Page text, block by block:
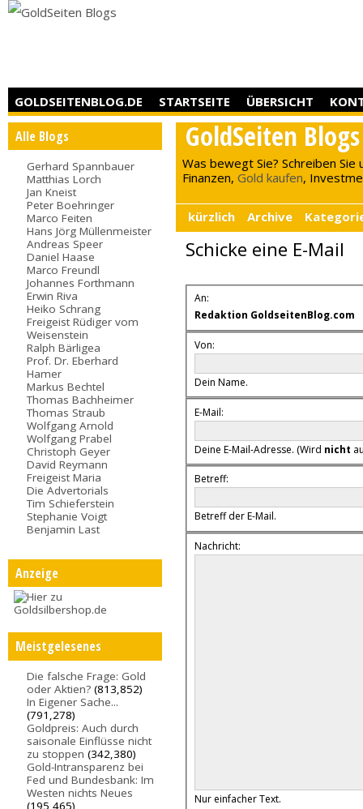
GOLDSEITENBLOG.DE STARTSEITE ÜBERSICHT
Alle Blogs
Gerhard Spannbauer
Matthias Lorch
Jan Kneist
Peter Boehringer
Marco Feiten
Hans Jörg Müllenmeister
Andreas Speer
Daniel Haase
Marco Freundl
Johannes Forthmann
Erwin Riva
Heiko Schrang
Freigeist Rüdiger vom
Weisenstein
Ralph Bärligea
Prof. Dr. Eberhard
Hamer
Markus Bechtel
Thomas Bachheimer
Thomas Straub
Wolfgang Arnold
Wolfgang Prabel
Christoph Geyer
David Reymann
Freigeist Maria
Die Advertorials
Tim Schieferstein
Stephanie Voigt
Benjamin Last
Anzeige
Meistgelesenes
Die falsche Frage: Gold
oder Aktien? (813,852)
In Eigener Sache...
(791,278)
Goldpreis: Auch durch
saisonale Einflüsse nicht
zu stoppen (342,380)
Gold-Intransparenz bei
Fed und Bundesbank: Im
Westen nichts Neues
(195,465)
GoldSeiten Blogs
Was bewegt Sie? Schreiben Sie
Finanzen,Gold kaufen,
kürzlich Archive
Schicke eine E-Mail
An:
Redaktion GoldseitenBlog.com
Von:
Dein Name.
E-Mail:
Deine E-Mail-Adresse. (Wird nicht
Betreff:
Betreff der E-Mail.
Nachricht:
Nur einfacher Text.